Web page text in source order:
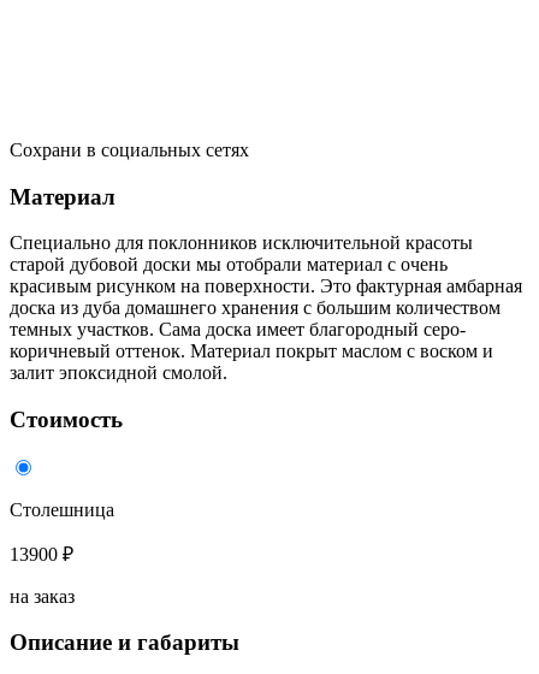
Сохрани в социальных сетях
Материал
Специально для поклонников исключительной красоты
старой дубовой доски мы отобрали материал с очень
красивым рисунком на поверхности. Это фактурная амбарная
доска из дуба домашнего хранения с большим количеством
темных участков. Сама доска имеет благородный серо-
коричневый оттенок. Материал покрыт маслом с воском и
залит эпоксидной смолой.
Стоимость
Столешница
13900 ₽
на заказ
Описание и габариты